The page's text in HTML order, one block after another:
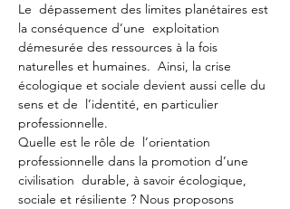
Le  dépassement des limites planétaires est
la conséquence d’une  exploitation
démesurée des ressources à la fois
naturelles et humaines.  Ainsi, la crise
écologique et sociale devient aussi celle du
sens et de  l’identité, en particulier
professionnelle.
Quelle est le rôle de  l’orientation
professionnelle dans la promotion d’une
civilisation  durable, à savoir écologique,
sociale et résiliente ? Nous proposons